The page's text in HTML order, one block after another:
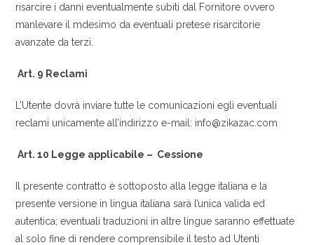
risarcire i danni eventualmente subiti dal Fornitore ovvero
manlevare il mdesimo da eventuali pretese risarcitorie
avanzate da terzi.
Art. 9 Reclami
L’Utente dovrà inviare tutte le comunicazioni egli eventuali
reclami unicamente all’indirizzo e-mail: info@zikazac.com
Art. 10 Legge applicabile – Cessione
Il presente contratto è sottoposto alla legge italiana e la
presente versione in lingua italiana sarà l’unica valida ed
autentica; eventuali traduzioni in altre lingue saranno effettuate
al solo fine di rendere comprensibile il testo ad Utenti